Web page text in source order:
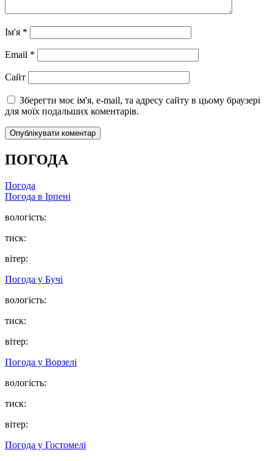
Ім'я *
Email *
Сайт
Зберегти моє ім'я, e-mail, та адресу сайту в цьому браузері
для моїх подальших коментарів.
ПОГОДА
Погода
Погода в Ірпені
вологість:
тиск:
вітер:
Погода у Бучі
вологість:
тиск:
вітер:
Погода у Ворзелі
вологість:
тиск:
вітер:
Погода у Гостомелі